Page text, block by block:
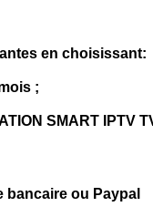
en choisissant:
;
SMART IPTV
bancaire ou Paypal